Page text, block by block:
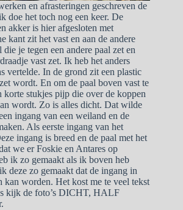
en afrasteringen geschreven de
doe het toch nog een keer. De
akker is hier afgesloten met
kant zit het vast en aan de andere
je tegen een andere paal zet en
vast zet. Ik heb het anders
vertelde. In de grond zit een plastic
wordt. En om de paal boven vast te
korte stukjes pijp die over de koppen
wordt. Zo is alles dicht. Dat wilde
ingang van een weiland en de
Als eerste ingang van het
ingang is breed en de paal met het
we er Foskie en Antares op
ik zo gemaakt als ik boven heb
deze zo gemaakt dat de ingang in
kan worden. Het kost me te veel tekst
kijk de foto’s DICHT, HALF